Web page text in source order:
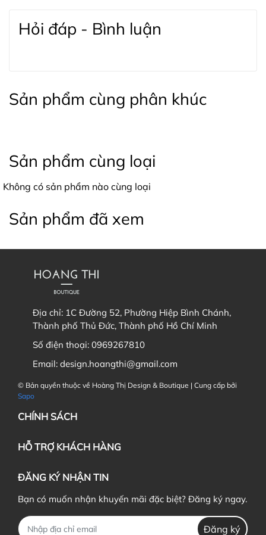
Hỏi đáp - Bình luận
Sản phẩm cùng phân khúc
Sản phẩm cùng loại
Không có sản phẩm nào cùng loại
Sản phẩm đã xem
Địa chỉ: 1C Đường 52, Phường Hiệp Bình Chánh,
Thành phố Thủ Đức, Thành phố Hồ Chí Minh
Số điện thoại: 0969267810
Email: design.hoangthi@gmail.com
© Bản quyền thuộc về Hoàng Thị Design & Boutique | Cung cấp bởi
Sapo
CHÍNH SÁCH
HỖ TRỢ KHÁCH HÀNG
ĐĂNG KÝ NHẬN TIN
Bạn có muốn nhận khuyến mãi đặc biệt? Đăng ký ngay.
Đăng ký